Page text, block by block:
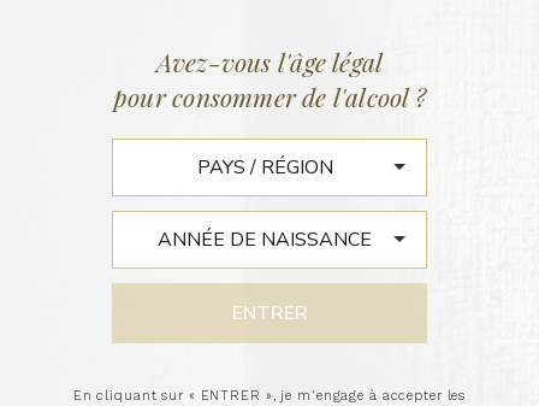
Avez-vous l'âge légal
pour consommer de l'alcool ?
En cliquant sur « ENTRER », je m'engage à accepter les